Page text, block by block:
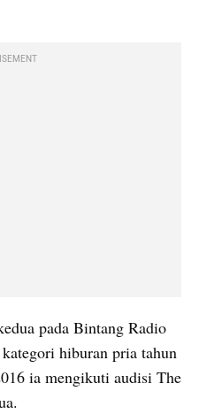
pada Bintang Radio
hiburan pria tahun
ia mengikuti audisi The